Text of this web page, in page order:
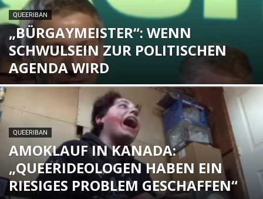
QUEERIBAN
„BÜRGAYMEISTER“: WENN
SCHWULSEIN ZUR POLITISCHEN
AGENDA WIRD
QUEERIBAN
AMOKLAUF IN KANADA:
„QUEERIDEOLOGEN HABEN EIN
RIESIGES PROBLEM GESCHAFFEN“